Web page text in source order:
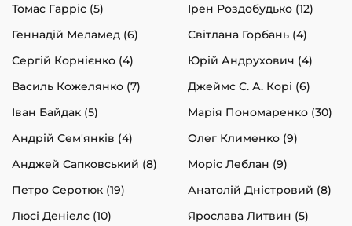
Томас Гарріс (5)
Ірен Роздобудько (12)
Геннадій Меламед (6)
Світлана Горбань (4)
Сергій Корнієнко (4)
Юрій Андрухович (4)
Василь Кожелянко (7)
Джеймс С. А. Корі (6)
Іван Байдак (5)
Марія Пономаренко (30)
Андрій Сем'янків (4)
Олег Клименко (9)
Анджей Сапковський (8)
Моріс Леблан (9)
Петро Серотюк (19)
Анатолій Дністровий (8)
Люсі Деніелс (10)
Ярослава Литвин (5)